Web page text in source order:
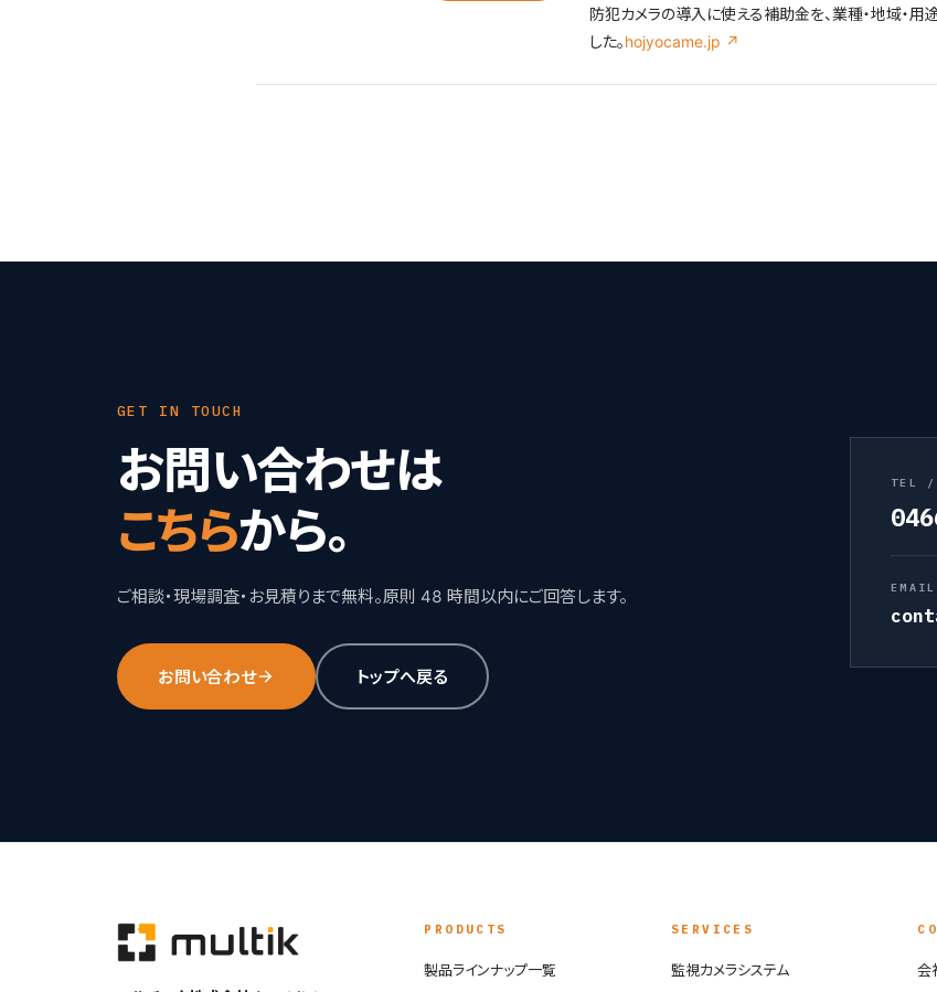
防犯カメラの導入に使える補助金を、業種・地域・
した。hojyocame.jp ↗
GET IN TOUCH
お問い合わせは
こちらから。
ご相談・現場調査・お見積りまで無料。原則 48 時間以内にご回答します。
お問い合わせ トップへ戻る
TEL
EMAIL
PRODUCTS
製品ラインナップ一覧
SERVICES
監視カメラシステム 会